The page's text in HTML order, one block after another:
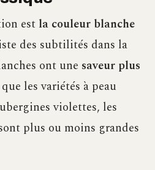
est la couleur blanche
des subtilités dans la
ont une saveur plus
que les variétés à peau
violettes, les
plus ou moins grandes